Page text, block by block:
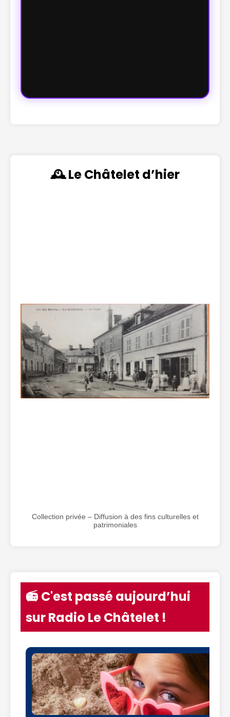
🕰️ Le Châtelet d’hier
Collection privée – Diffusion à des fins culturelles et
patrimoniales
📻 C'est passé aujourd’hui
sur Radio Le Châtelet !